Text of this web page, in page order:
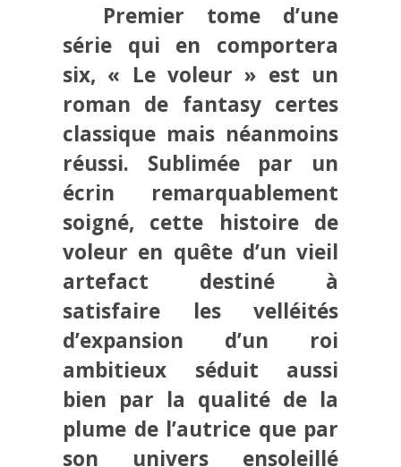
Premier tome d’une
série qui en comportera
six, « Le voleur » est un
roman de fantasy certes
classique mais néanmoins
réussi. Sublimée par un
écrin remarquablement
soigné, cette histoire de
voleur en quête d’un vieil
artefact destiné à
satisfaire les velléités
d’expansion d’un roi
ambitieux séduit aussi
bien par la qualité de la
plume de l’autrice que par
son univers ensoleillé